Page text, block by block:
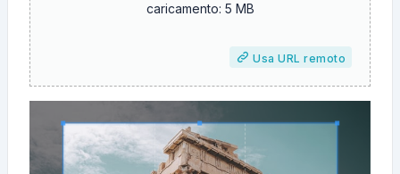
caricamento: 5 MB
Usa URL remoto